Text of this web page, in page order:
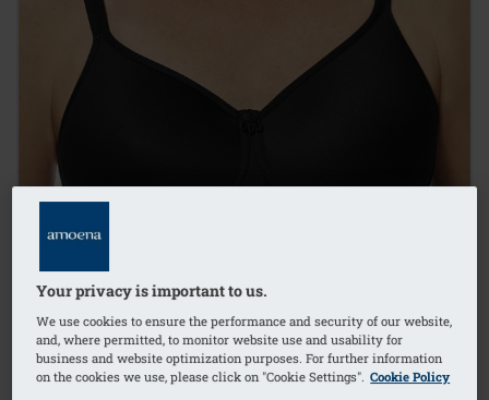
Your privacy is important to us.
We use cookies to ensure the performance and security of our website,
and, where permitted, to monitor website use and usability for
business and website optimization purposes. For further information
on the cookies we use, please click on "Cookie Settings". Cookie Policy